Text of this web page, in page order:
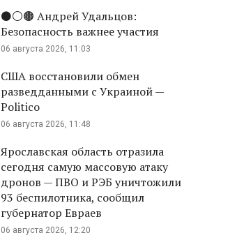
⚫️⚪️🟤 Андрей Удальцов:
Безопасность важнее участия
06 августа 2026, 11:03
США восстановили обмен
разведданными с Украиной —
Politico
06 августа 2026, 11:48
Ярославская область отразила
сегодня самую массовую атаку
дронов — ПВО и РЭБ уничтожили
93 беспилотника, сообщил
губернатор Евраев
06 августа 2026, 12:20